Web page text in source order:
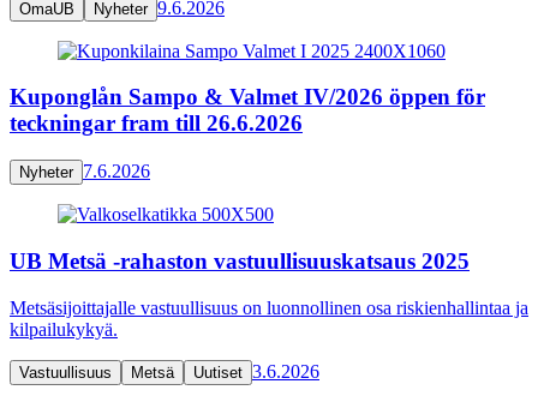
OmaUB Nyheter 9.6.2026
Kuponglån Sampo & Valmet IV/2026 öppen för
teckningar fram till 26.6.2026
Nyheter 7.6.2026
UB Metsä -rahaston vastuullisuuskatsaus 2025
Metsäsijoittajalle vastuullisuus on luonnollinen osa riskienhallintaa ja
kilpailukykyä.
Vastuullisuus Metsä Uutiset 3.6.2026